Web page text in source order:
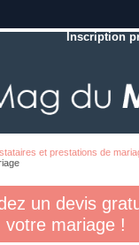
Inscription
et prestations de
un devis
votre mariage !